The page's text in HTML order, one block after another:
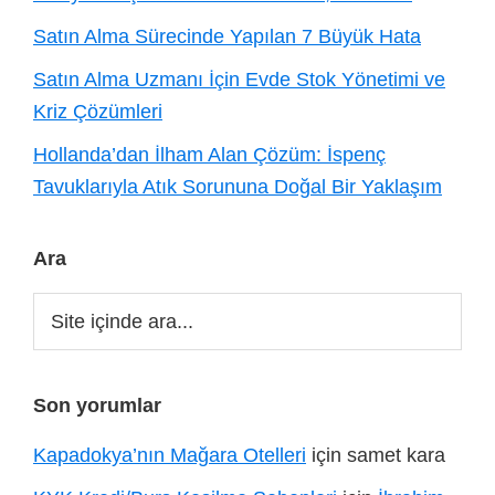
Satın Alma Sürecinde Yapılan 7 Büyük Hata
Satın Alma Uzmanı İçin Evde Stok Yönetimi ve
Kriz Çözümleri
Hollanda’dan İlham Alan Çözüm: İspenç
Tavuklarıyla Atık Sorununa Doğal Bir Yaklaşım
Ara
Son yorumlar
Kapadokya’nın Mağara Otelleri için samet kara